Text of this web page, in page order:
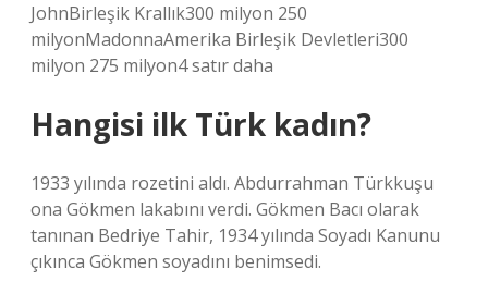
JohnBirleşik Krallık300 milyon 250
milyonMadonnaAmerika Birleşik Devletleri300
milyon 275 milyon4 satır daha
Hangisi ilk Türk kadın?
1933 yılında rozetini aldı. Abdurrahman Türkkuşu
ona Gökmen lakabını verdi. Gökmen Bacı olarak
tanınan Bedriye Tahir, 1934 yılında Soyadı Kanunu
çıkınca Gökmen soyadını benimsedi.